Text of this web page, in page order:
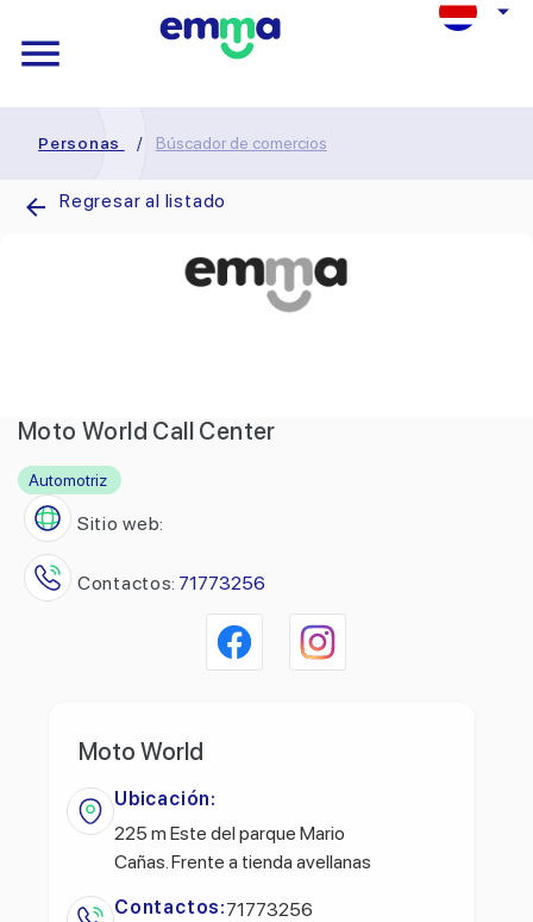
Personas / Búscador de comercios
Regresar al listado
Moto World Call Center
Automotriz
Sitio web:
Contactos: 71773256
Moto World
Ubicación:
225 m Este del parque Mario
Cañas. Frente a tienda avellanas
Contactos:71773256